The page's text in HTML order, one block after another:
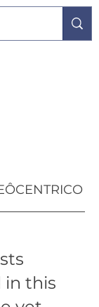
in this